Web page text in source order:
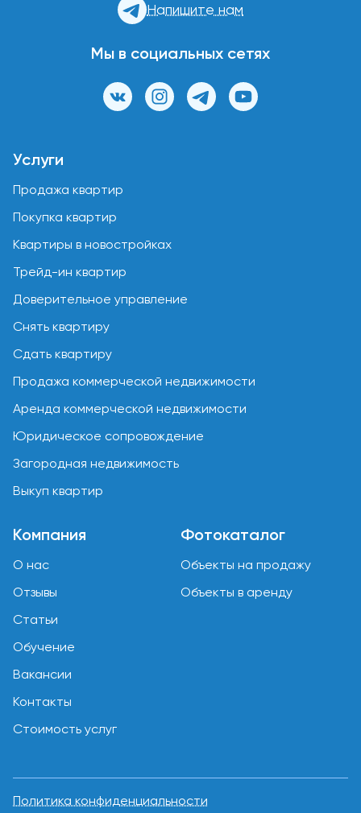
Напишите нам
Мы в социальных сетях
Услуги
Продажа квартир
Покупка квартир
Квартиры в новостройках
Трейд-ин квартир
Доверительное управление
Снять квартиру
Сдать квартиру
Продажа коммерческой недвижимости
Аренда коммерческой недвижимости
Юридическое сопровождение
Загородная недвижимость
Выкуп квартир
Компания
О нас
Отзывы
Статьи
Обучение
Вакансии
Контакты
Стоимость услуг
Фотокаталог
Объекты на продажу
Объекты в аренду
Политика конфиденциальности